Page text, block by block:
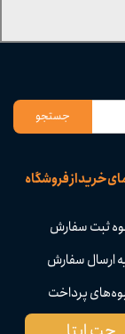
خرید از فروشگاه
ثبت سفارش
ارسال سفارش
پرداخت
جستجو